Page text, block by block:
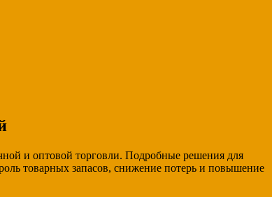
и оптовой торговли. Подробные решения для
товарных запасов, снижение потерь и повышение